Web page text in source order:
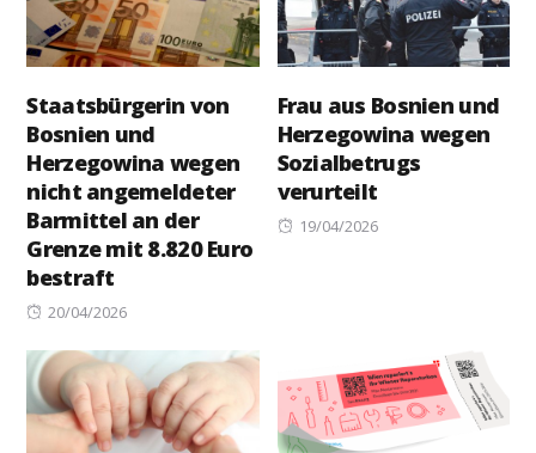
Staatsbürgerin von
Bosnien und
Herzegowina wegen
nicht angemeldeter
Barmittel an der
Grenze mit 8.820 Euro
bestraft
Posted
20/04/2026
Frau aus Bosnien und
Herzegowina wegen
Sozialbetrugs
verurteilt
Posted
19/04/2026